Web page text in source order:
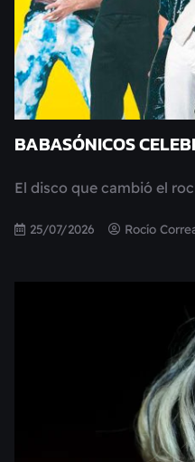
BABASÓNICOS
El disco que cambió el
25/07/2026 Rocío